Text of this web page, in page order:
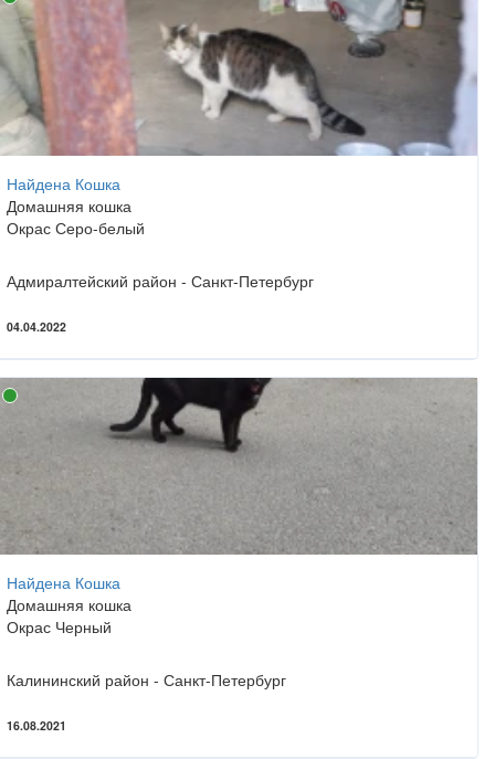
Найдена Кошка
Домашняя кошка
Окрас Серо-белый
Адмиралтейский район - Санкт-Петербург
04.04.2022
Найдена Кошка
Домашняя кошка
Окрас Черный
Калининский район - Санкт-Петербург
16.08.2021